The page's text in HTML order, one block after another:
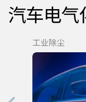
汽车电气
工业除尘